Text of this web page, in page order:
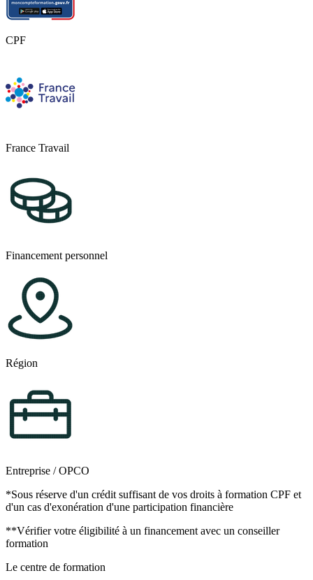
CPF
France Travail
Financement personnel
Région
Entreprise / OPCO
*Sous réserve d'un crédit suffisant de vos droits à formation CPF et
d'un cas d'exonération d'une participation financière
**Vérifier votre éligibilité à un financement avec un conseiller
formation
Le centre de formation